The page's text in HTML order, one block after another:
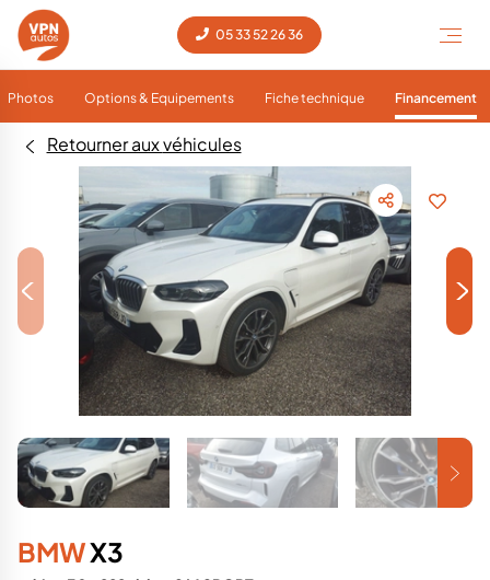
05 33 52 26 36
Photos Options & Equipements Fiche technique Financement
Retourner aux véhicules
< >
BMWX3